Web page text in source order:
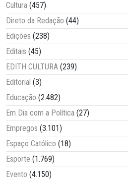
Cultura (457)
Direto da Redação (44)
Edições (238)
Editais (45)
EDITH CULTURA (239)
Editorial (3)
Educação (2.482)
Em Dia com a Política (27)
Empregos (3.101)
Espaço Católico (18)
Esporte (1.769)
Evento (4.150)